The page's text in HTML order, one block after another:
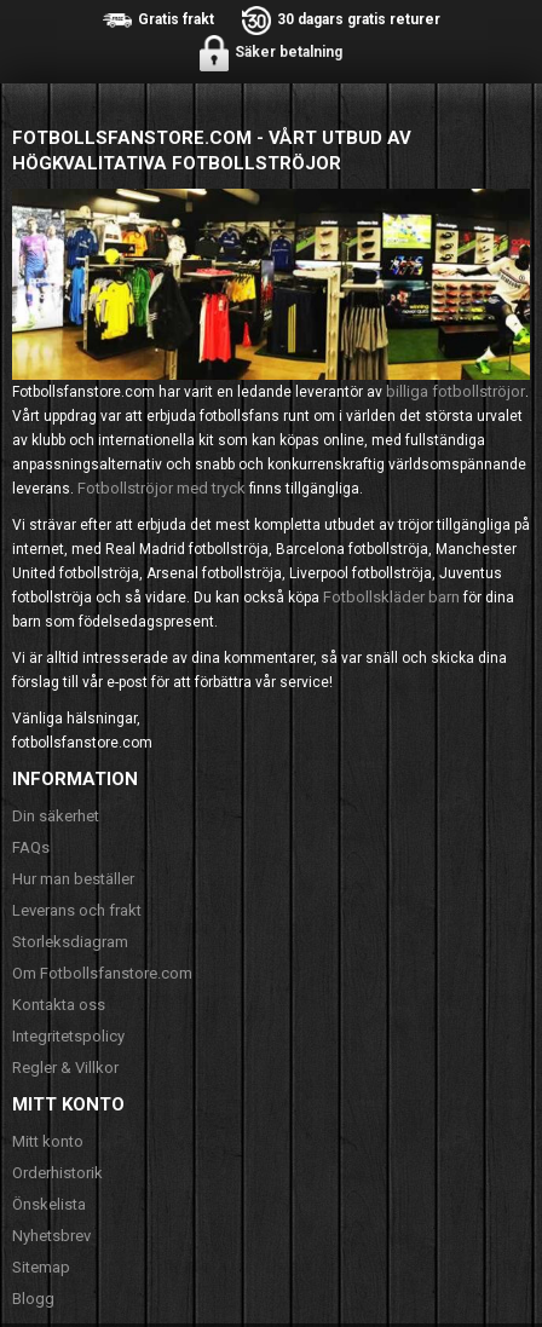
Gratis frakt
30 dagars gratis returer
Säker betalning
FOTBOLLSFANSTORE.COM - VÅRT UTBUD AV
HÖGKVALITATIVA FOTBOLLSTRÖJOR
Fotbollsfanstore.com har varit en ledande leverantör av billiga fotbollströjor.
Vårt uppdrag var att erbjuda fotbollsfans runt om i världen det största urvalet
av klubb och internationella kit som kan köpas online, med fullständiga
anpassningsalternativ och snabb och konkurrenskraftig världsomspännande
leverans. Fotbollströjor med tryck finns tillgängliga.
Vi strävar efter att erbjuda det mest kompletta utbudet av tröjor tillgängliga på
internet, med Real Madrid fotbollströja, Barcelona fotbollströja, Manchester
United fotbollströja, Arsenal fotbollströja, Liverpool fotbollströja, Juventus
fotbollströja och så vidare. Du kan också köpa Fotbollskläder barn för dina
barn som födelsedagspresent.
Vi är alltid intresserade av dina kommentarer, så var snäll och skicka dina
förslag till vår e-post för att förbättra vår service!
Vänliga hälsningar,
fotbollsfanstore.com
INFORMATION
Din säkerhet
FAQs
Hur man beställer
Leverans och frakt
Storleksdiagram
Om Fotbollsfanstore.com
Kontakta oss
Integritetspolicy
Regler & Villkor
MITT KONTO
Mitt konto
Orderhistorik
Önskelista
Nyhetsbrev
Sitemap
Blogg